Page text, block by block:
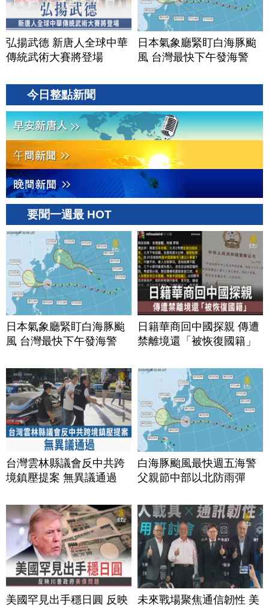
弘揚武德 新唐人全球中華
傳統武術大賽將登場
日本氣象廳緊盯白海豚颱
風 台灣最快下午發海警
今日整點新聞
要聞一週最 HOT
日本氣象廳緊盯白海豚颱
風 台灣最快下午發海警
日籍華商回中國探親 傳遭
禁離境還「被恢復國籍」
台灣雲林縣議會反中共跨
境鎮壓提案 無異議通過
白海豚颱風最快週五海警
父親節中部以北防雨彈
美國罕見出手穩日圓 反映
未來戰場聚焦通信韌性 美